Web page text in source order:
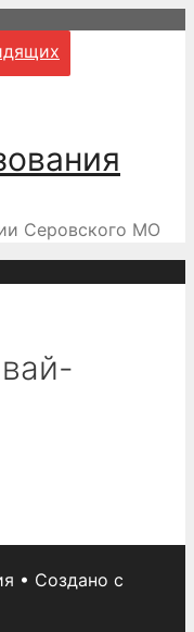
Серовского МО
• Создано с